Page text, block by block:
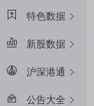
特色数据
新股数据
沪深港通
公告大全